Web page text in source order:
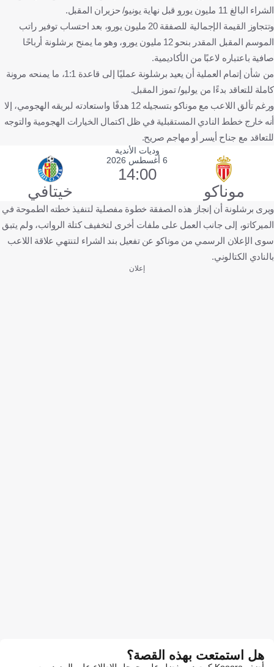
الشراء البالغ 11 مليون يورو قبل نهاية يونيو/ حزيران المقبل.
وتتجاوز القيمة الإجمالية للصفقة 20 مليون يورو، بعد احتساب توفير راتب
الموسم المقبل المقدر بنحو 12 مليون يورو، وهو ما يمنح برشلونة أرباحًا
صافية باعتباره لاعبًا من الأكاديمية.
من شأن إتمام العملية أن يعيد برشلونة عمليًا إلى قاعدة 1:1، ما يمنحه مرونة
كاملة للتعاقد بدءًا من يوليو/ تموز المقبل.
ورغم تألق اللاعب مع موناكو بتسجيله 12 هدفًا واستعادته لبريقه الهجومي، إلا
أنه خارج خطط النادي المستقبلية في ظل اكتمال الخيارات الهجومية والتوجه
للتعاقد مع جناح أيسر أو مهاجم صريح.
وديات الأندية
موناكو
6 أغسطس 2026
14:00
خيتافي
ويرى برشلونة أن إنجاز هذه الصفقة خطوة مفصلية لتنفيذ خطته الطموحة في
الميركاتو، إلى جانب العمل على ملفات أخرى لتخفيف كتلة الرواتب، ولم يتبق
سوى الإعلان الرسمي من موناكو عن تفعيل بند الشراء لتنتهي علاقة اللاعب
بالنادي الكتالوني.
إعلان
هل استمتعت بهذه القصة؟